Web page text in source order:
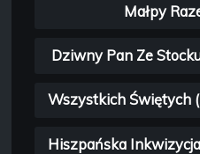
Małpy
Dziwny Pan Ze
Wszystkich Świętych
Hiszpańska